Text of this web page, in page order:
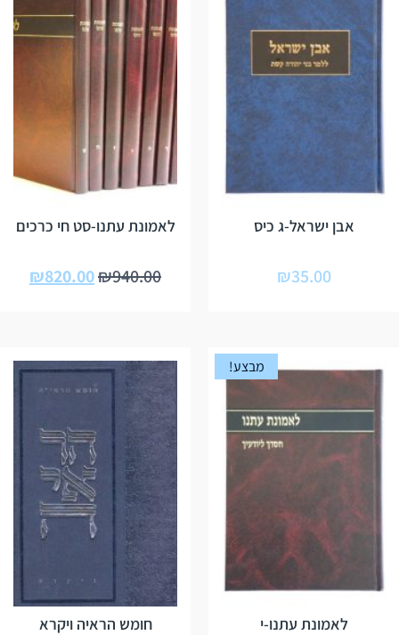
אבן ישראל-ג כיס
₪35.00
לאמונת עתנו-סט חי כרכים
₪940.00
₪820.00
מבצע!
לאמונת עתנו-י חומש הראיה ויקרא